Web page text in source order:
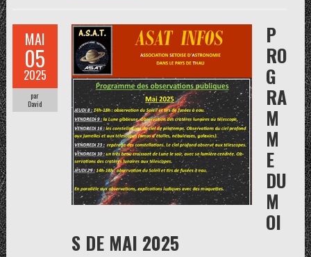
MAI
05
2025
par
David
P
RO
G
RA
M
M
E
DU
M
OI
S DE MAI 2025